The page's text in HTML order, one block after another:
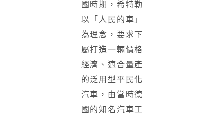
國時期，希特勒
以「人民的車」
為理念，要求下
屬打造一輛價格
經濟、適合量產
的泛用型平民化
汽車，由當時德
國的知名汽車工